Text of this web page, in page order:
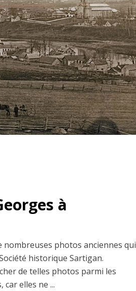
à
nombreuses photos anciennes qui
historique Sartigan.
de telles photos parmi les
elles ne ...